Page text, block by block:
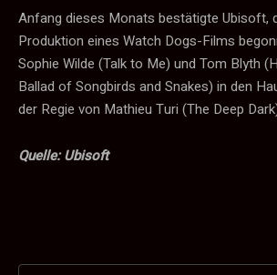
Anfang dieses Monats bestätigte Ubisoft,
Produktion eines Watch Dogs-Films
Sophie Wilde (Talk to Me) und Tom Blyth
Ballad of Songbirds and Snakes) in den
der Regie von Mathieu Turi (The Deep
Quelle: Ubisoft